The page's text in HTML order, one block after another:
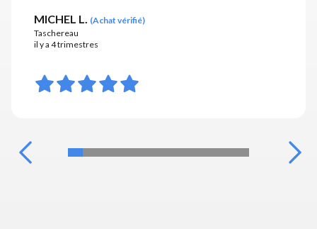
MICHEL L. (Achat vérifié)
Taschereau
il y a 4 trimestres